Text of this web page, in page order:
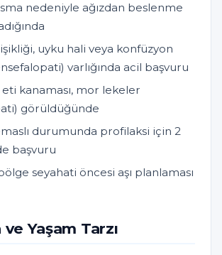
nedeniyle ağızdan beslenme
uyku hali veya konfüzyon
varlığında acil başvuru
kanaması, mor lekeler
görüldüğünde
durumunda profilaksi için 2
başvuru
seyahati öncesi aşı planlaması
Yaşam Tarzı